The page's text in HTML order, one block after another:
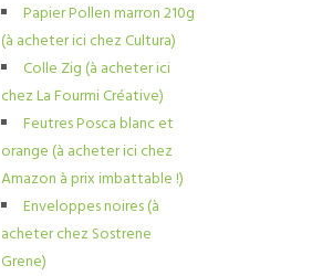
Papier Pollen marron 210g
(à acheter ici chez Cultura)
Colle Zig (à acheter ici
chez La Fourmi Créative)
Feutres Posca blanc et
orange (à acheter ici chez
Amazon à prix imbattable !)
Enveloppes noires (à
acheter chez Sostrene
Grene)